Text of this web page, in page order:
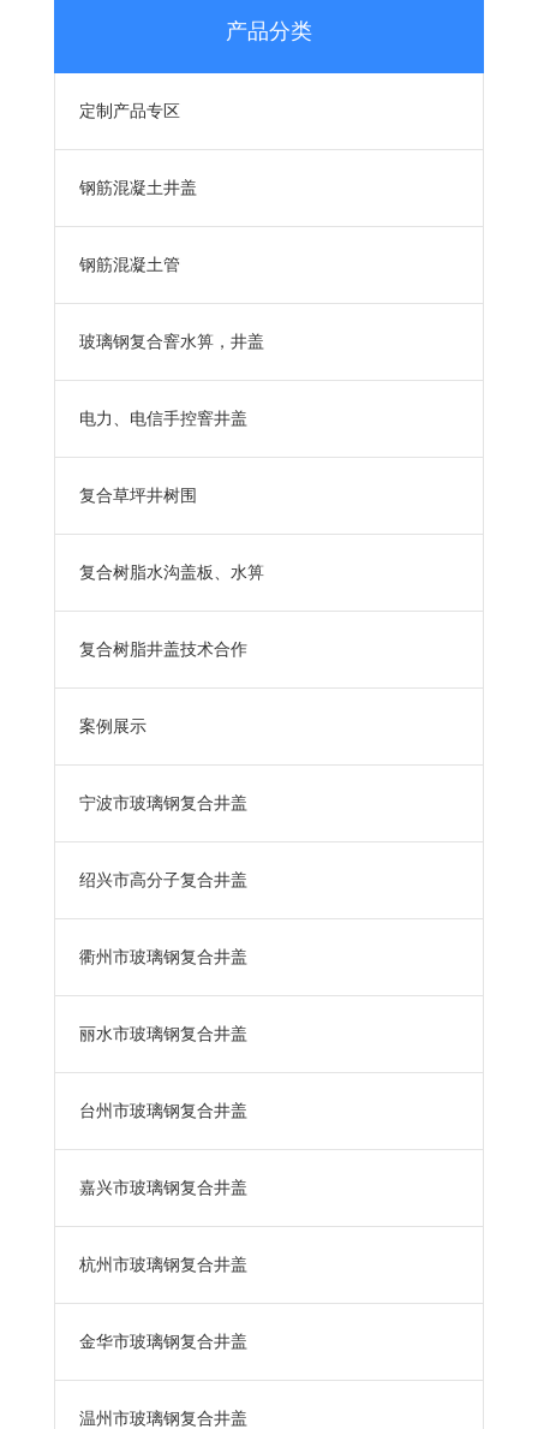
产品分类
定制产品专区
钢筋混凝土井盖
钢筋混凝土管
玻璃钢复合窨水箅，井盖
电力、电信手控窨井盖
复合草坪井树围
复合树脂水沟盖板、水箅
复合树脂井盖技术合作
案例展示
宁波市玻璃钢复合井盖
绍兴市高分子复合井盖
衢州市玻璃钢复合井盖
丽水市玻璃钢复合井盖
台州市玻璃钢复合井盖
嘉兴市玻璃钢复合井盖
杭州市玻璃钢复合井盖
金华市玻璃钢复合井盖
温州市玻璃钢复合井盖